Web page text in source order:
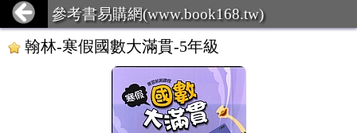
參考書易購網(www.book168.tw)
翰林-寒假國數大滿貫-5年級